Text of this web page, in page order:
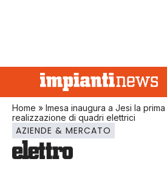
Home » Imesa inaugura a Jesi la
realizzazione di quadri elettrici
AZIENDE & MERCATO